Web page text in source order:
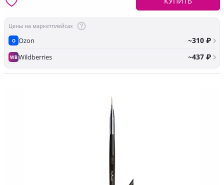
Цены на маркетплейсах
O Ozon ~310 ₽
WBWildberries ~437 ₽